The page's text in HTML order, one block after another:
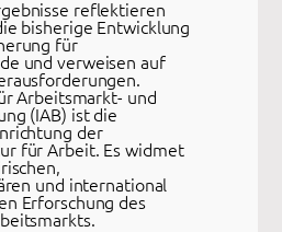
reflektieren
bisherige Entwicklung
für
und verweisen auf
Arbeitsmarkt- und
(IAB) ist die
der
für Arbeit. Es widmet
und international
Erforschung des